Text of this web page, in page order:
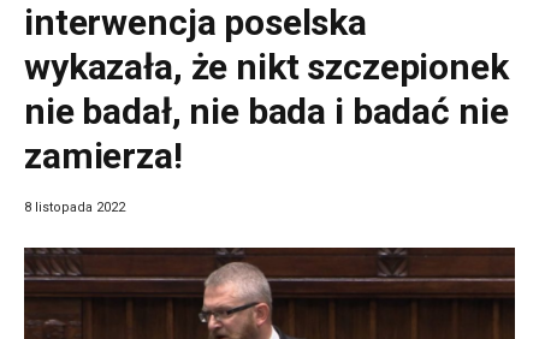
interwencja poselska
wykazała, że nikt szczepionek
nie badał, nie bada i badać nie
zamierza!
8 listopada 2022